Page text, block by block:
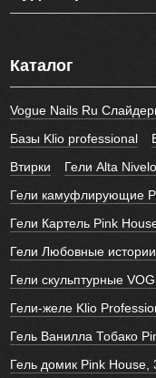
Каталог
Vogue Nails Ru
Базы Klio professional
Втирки
Гели Alta Nivelo
Гели камуфлирующие
Гели Картель Pink
Гели Любовные
Гели скульптурные
Гели-желе Klio
Гель Ванилла Тобако
Гель домик Pink House,